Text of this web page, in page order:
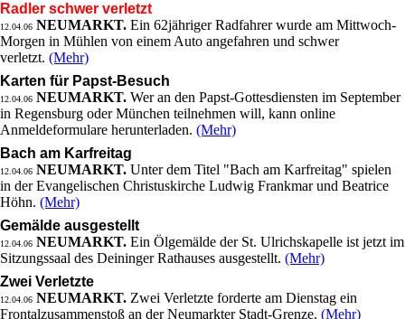
Radler schwer verletzt
12.04.06 NEUMARKT. Ein 62jähriger Radfahrer wurde am Mittwoch-
Morgen in Mühlen von einem Auto angefahren und schwer
verletzt. (Mehr)
Karten für Papst-Besuch
12.04.06 NEUMARKT. Wer an den Papst-Gottesdiensten im September
in Regensburg oder München teilnehmen will, kann online
Anmeldeformulare herunterladen. (Mehr)
Bach am Karfreitag
12.04.06 NEUMARKT. Unter dem Titel "Bach am Karfreitag" spielen
in der Evangelischen Christuskirche Ludwig Frankmar und Beatrice
Höhn. (Mehr)
Gemälde ausgestellt
12.04.06 NEUMARKT. Ein Ölgemälde der St. Ulrichskapelle ist jetzt im
Sitzungssaal des Deininger Rathauses ausgestellt. (Mehr)
Zwei Verletzte
12.04.06 NEUMARKT. Zwei Verletzte forderte am Dienstag ein
Frontalzusammenstoß an der Neumarkter Stadt-Grenze. (Mehr)